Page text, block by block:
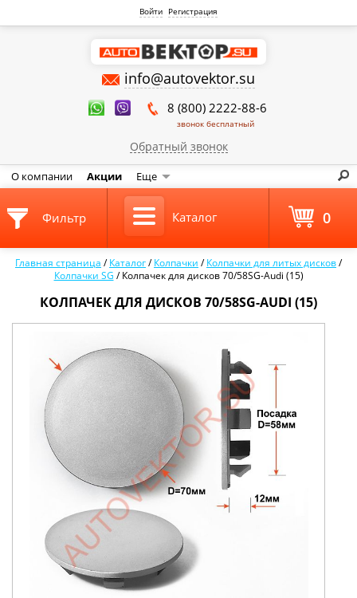
Войти Регистрация
info@autovektor.su
8 (800) 2222-88-6
звонок бесплатный
Обратный звонок
О компании Акции Еще
Главная страница /Каталог/Колпачки /Колпачки для литых дисков/
Колпачки SG /Колпачек для дисков 70/58SG-Audi (15)
КОЛПАЧЕК ДЛЯ ДИСКОВ 70/58SG-AUDI (15)
Фильтр Каталог 0